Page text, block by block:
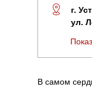
г.
ул.
В самом